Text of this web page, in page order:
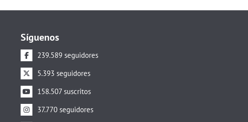
Síguenos
239.589 seguidores
5.393 seguidores
158.507 suscritos
37.770 seguidores